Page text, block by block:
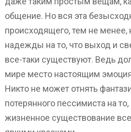
общение. Но вся эта
происходящего, тем не менее,
надежды на то, что выход и
все-таки существуют. Ведь
мире место настоящим
Никто не может отнять
потерянного пессимиста на
жизненное существование